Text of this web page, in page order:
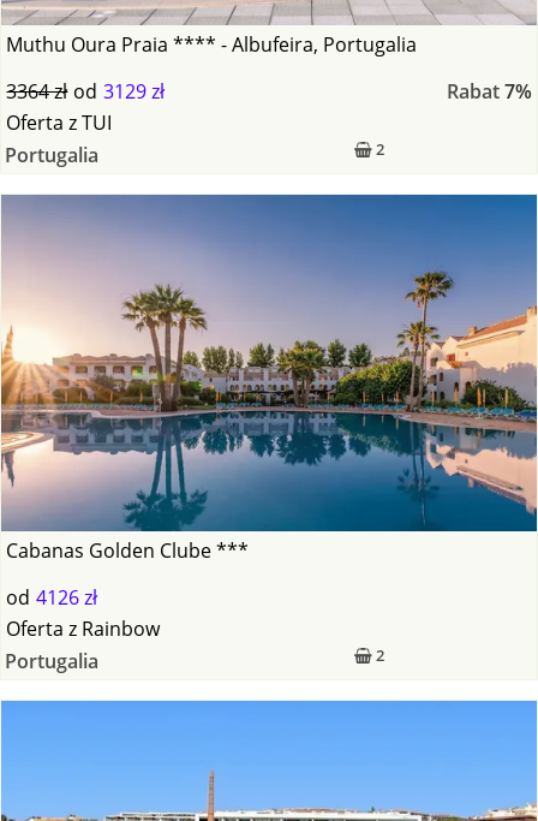
Muthu Oura Praia **** - Albufeira, Portugalia
3364 zł od 3129 zł Rabat7%
2
Oferta zTUI
Portugalia
Cabanas Golden Clube ***
od 4126 zł
2
Oferta z Rainbow
Portugalia